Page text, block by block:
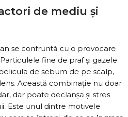
de mediu și
se confruntă cu o provocare
fine de praf și gazele
de sebum de pe scalp,
Această combinație nu doar
dar poate declanșa și stres
Este unul dintre motivele